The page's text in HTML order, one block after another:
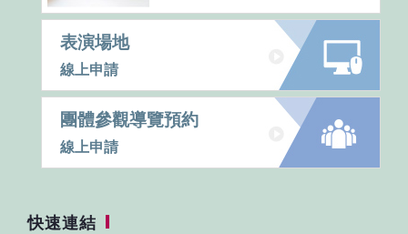
表演場地
線上申請
團體參觀導覽預約
線上申請
快速連結